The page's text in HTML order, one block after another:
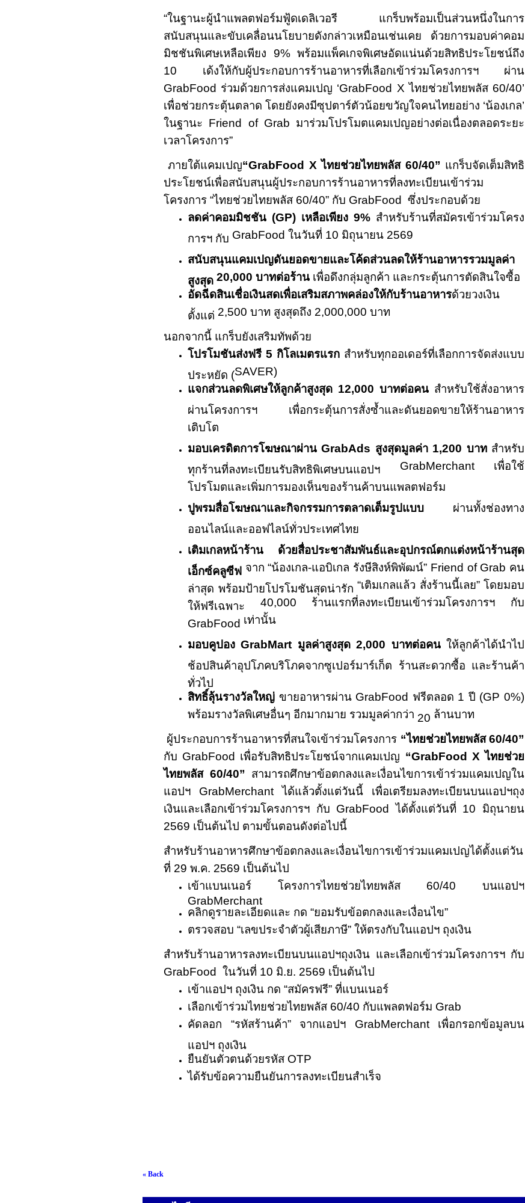
“ในฐานะผู้นำแพลตฟอร์มฟู้ดเดลิเวอรี แกร็บพร้อมเป็นส่วนหนึ่งในการ
สนับสนุนและขับเคลื่อนนโยบายดังกล่าวเหมือนเช่นเคย ด้วยการมอบค่าคอม
มิชชันพิเศษเหลือเพียง 9% พร้อมแพ็คเกจพิเศษอัดแน่นด้วยสิทธิประโยชน์ถึง
10 เด้งให้กับผู้ประกอบการร้านอาหารที่เลือกเข้าร่วมโครงการฯ ผ่าน
GrabFood ร่วมด้วยการส่งแคมเปญ ‘GrabFood Xไทยช่วยไทยพลัส 60/40’
เพื่อช่วยกระตุ้นตลาด โดยยังคงมีซุปตาร์ตัวน้อยขวัญใจคนไทยอย่าง ‘น้องเกล’
ในฐานะ Friend of Grab มาร่วมโปรโมตแคมเปญอย่างต่อเนื่องตลอดระยะ
เวลาโครงการ”
ภายใต้แคมเปญ“GrabFood Xไทยช่วยไทยพลัส 60/40” แกร็บจัดเต็มสิทธิ
ประโยชน์เพื่อสนับสนุนผู้ประกอบการร้านอาหารที่ลงทะเบียนเข้าร่วม
โครงการ “ไทยช่วยไทยพลัส 60/40” กับ GrabFood ซึ่งประกอบด้วย
ลดค่าคอมมิชชัน (GP) เหลือเพียง 9% สำหรับร้านที่สมัครเข้าร่วมโครง
การฯ กับ GrabFood ในวันที่ 10 มิถุนายน 2569
สนับสนุนแคมเปญดันยอดขายและโค้ดส่วนลดให้ร้านอาหารรวมมูลค่า
สูงสุด 20,000 บาทต่อร้าน เพื่อดึงกลุ่มลูกค้า และกระตุ้นการตัดสินใจซื้อ
อัดฉีดสินเชื่อเงินสดเพื่อเสริมสภาพคล่องให้กับร้านอาหารด้วยวงเงิน
ตั้งแต่ 2,500 บาท สูงสุดถึง 2,000,000 บาท
นอกจากนี้ แกร็บยังเสริมทัพด้วย
โปรโมชันส่งฟรี 5 กิโลเมตรแรก สำหรับทุกออเดอร์ที่เลือกการจัดส่งแบบ
ประหยัด (SAVER)
แจกส่วนลดพิเศษให้ลูกค้าสูงสุด 12,000 บาทต่อคน สำหรับใช้สั่งอาหาร
ผ่านโครงการฯ เพื่อกระตุ้นการสั่งซ้ำและดันยอดขายให้ร้านอาหาร
เติบโต
มอบเครดิตการโฆษณาผ่านGrabAds สูงสุดมูลค่า 1,200 บาท สำหรับ
ทุกร้านที่ลงทะเบียนรับสิทธิพิเศษบนแอปฯ GrabMerchant เพื่อใช้
โปรโมตและเพิ่มการมองเห็นของร้านค้าบนแพลตฟอร์ม
ปูพรมสื่อโฆษณาและกิจกรรมการตลาดเต็มรูปแบบ ผ่านทั้งช่องทาง
ออนไลน์และออฟไลน์ทั่วประเทศไทย
เติมเกลหน้าร้าน ด้วยสื่อประชาสัมพันธ์และอุปกรณ์ตกแต่งหน้าร้านสุด
เอ็กซ์คลูซีฟ จาก “น้องเกล-แอบิเกล รังษีสิงห์พิพัฒน์” Friend of Grab คน
ล่าสุด พร้อมป้ายโปรโมชันสุดน่ารัก “เติมเกลแล้ว สั่งร้านนี้เลย” โดยมอบ
ให้ฟรีเฉพาะ 40,000 ร้านแรกที่ลงทะเบียนเข้าร่วมโครงการฯ กับ
GrabFood เท่านั้น
มอบคูปองGrabMart มูลค่าสูงสุด2,000 บาทต่อคนให้ลูกค้าได้นำไป
ช้อปสินค้าอุปโภคบริโภคจากซูเปอร์มาร์เก็ต ร้านสะดวกซื้อ และร้านค้า
ทั่วไป
สิทธิ์ลุ้นรางวัลใหญ่ ขายอาหารผ่าน GrabFood ฟรีตลอด 1 ปี (GP 0%)
พร้อมรางวัลพิเศษอื่นๆ อีกมากมาย รวมมูลค่ากว่า 20 ล้านบาท
ผู้ประกอบการร้านอาหารที่สนใจเข้าร่วมโครงการ “ไทยช่วยไทยพลัส60/40”
กับ GrabFood เพื่อรับสิทธิประโยชน์จากแคมเปญ “GrabFood Xไทยช่วย
ไทยพลัส 60/40” สามารถศึกษาข้อตกลงและเงื่อนไขการเข้าร่วมแคมเปญใน
แอปฯ GrabMerchantได้แล้วตั้งแต่วันนี้ เพื่อเตรียมลงทะเบียนบนแอปฯถุง
เงินและเลือกเข้าร่วมโครงการฯ กับ GrabFoodได้ตั้งแต่วันที่ 10 มิถุนายน
2569 เป็นต้นไป ตามขั้นตอนดังต่อไปนี้
สำหรับร้านอาหารศึกษาข้อตกลงและเงื่อนไขการเข้าร่วมแคมเปญได้ตั้งแต่วัน
ที่ 29 พ.ค. 2569 เป็นต้นไป
เข้าแบนเนอร์ โครงการไทยช่วยไทยพลัส 60/40บนแอปฯ
GrabMerchant
คลิกดูรายละเอียดและ กด “ยอมรับข้อตกลงและเงื่อนไข”
ตรวจสอบ “เลขประจำตัวผู้เสียภาษี” ให้ตรงกับในแอปฯ ถุงเงิน
สำหรับร้านอาหารลงทะเบียนบนแอปฯถุงเงิน และเลือกเข้าร่วมโครงการฯ กับ
GrabFood ในวันที่ 10 มิ.ย. 2569 เป็นต้นไป
เข้าแอปฯ ถุงเงิน กด “สมัครฟรี” ที่แบนเนอร์
เลือกเข้าร่วมไทยช่วยไทยพลัส 60/40 กับแพลตฟอร์ม Grab
คัดลอก “รหัสร้านค้า” จากแอปฯ GrabMerchant เพื่อกรอกข้อมูลบน
แอปฯ ถุงเงิน
ยืนยันตัวตนด้วยรหัส OTP
ได้รับข้อความยืนยันการลงทะเบียนสำเร็จ
« Back